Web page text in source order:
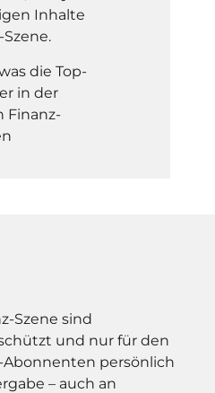
Inhalte
die Top-
in der
Finanz-
Szene sind
und nur für den
persönlich
– auch an